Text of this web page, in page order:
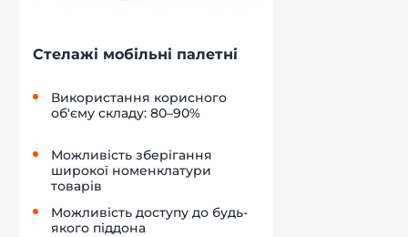
Стелажі мобільні палетні
Використання корисного
об'єму складу: 80–90%
Можливість зберігання
широкої номенклатури
товарів
Можливість доступу до будь-
якого піддона